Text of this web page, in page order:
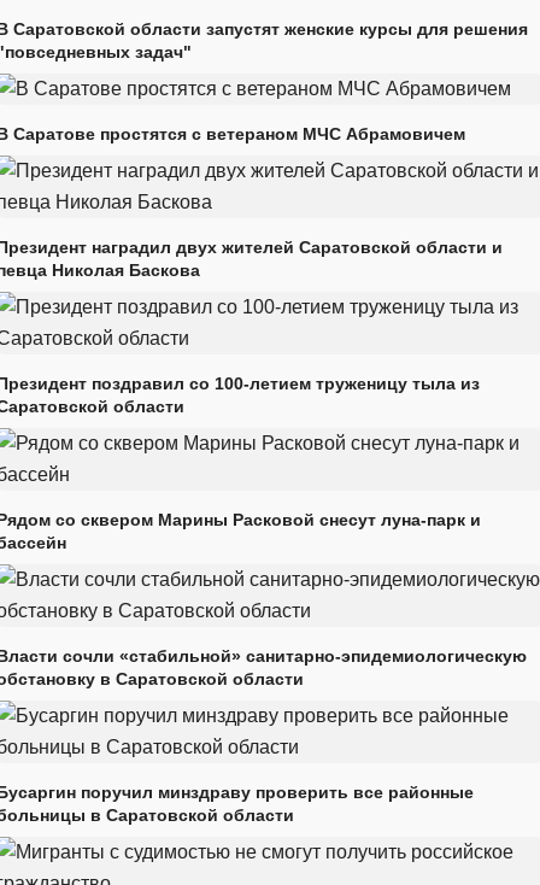
Саратовской области запустят женские курсы для решения
задач"
Саратове простятся с ветераном МЧС Абрамовичем
наградил двух жителей Саратовской области и
Николая Баскова
поздравил со 100-летием труженицу тыла из
области
со сквером Марины Расковой снесут луна-парк и
сочли «стабильной» санитарно-эпидемиологическую
в Саратовской области
поручил минздраву проверить все районные
в Саратовской области